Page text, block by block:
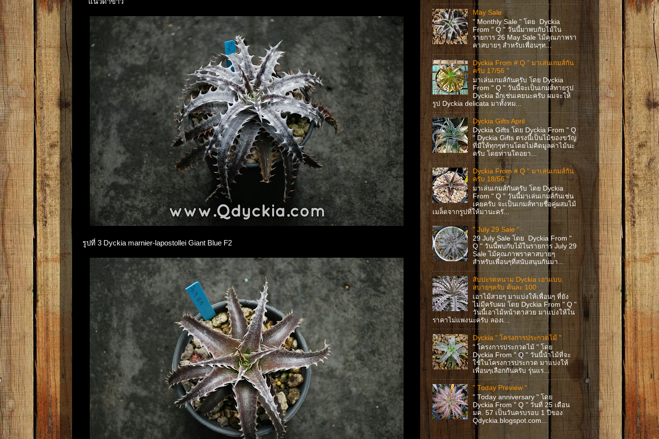
รูปที่ 3 Dyckia marnier-lapostollei Giant Blue F2
May Sale
" Monthly Sale " โดย Dyckia
From " Q " วันนี้มาพบกับไม้ใน
รายการ 26 May Sale ไม้คุณภาพรา
คาสบายๆ สำหรับเพื่อนๆท...
Dyckia From # Q " มาเล่นเกมส์กัน
ครับ 17/56 "
มาเล่นเกมส์กันครับ โดย Dyckia
From " Q " วันนี้จะเป็นเกมส์ทายรูป
Dyckia อีกเช่นเคยนะครับ ผมจะให้
รูป Dyckia delicata มาทั้งหม...
Dyckia Gifts April
Dyckia Gifts โดย Dyckia From " Q
" Dyckia Gifts ตรงนี้เป็นไม้ของขวัญ
ที่มีให้ทุกๆท่านโดยไม่คิดมูลค่าไม้นะ
ครับ โดยท่านใดอยา...
Dyckia From # Q " มาเล่นเกมส์กัน
ครับ 18/56 "
มาเล่นเกมส์กันครับ โดย Dyckia
From " Q " วันนี้มาเล่นเกมส์กันเช่น
เคยครับ จะเป็นเกมส์ทายชื่อคู่ผสมไม้
เมล็ดจากรูปที่ให้มานะครั...
" July 29 Sale "
29 July Sale โดย Dyckia From "
Q " วันนี้พบกับไม้ในรายการ July 29
Sale ไม้คุณภาพราคาสบายๆ
สำหรับเพื่อนๆที่สนับสนุนกันมา...
สับปะรดหนาม Dyckia เอาแบบ
สบายๆครับ ต้นละ 100
เอาไม้สวยๆ มาแบ่งให้เพื่อนๆ ที่ยัง
ไม่มีครับผม โดย Dyckia From " Q "
วันนี้เอาไม้หน้าตาสวย มาแบ่งให้ใน
ราคาไม่แพงนะครับ ลองเ...
Dyckia " โครงการประกวดไม้ "
" โครงการประกวดไม้ " โดย
Dyckia From " Q " วันนี้นำไม้ที่จะ
ใช้ในโครงการประกวด มาแบ่งให้
เพื่อนๆเลือกกันครับ รุ่นแร...
" Today Preview "
" Today anniversary " โดย
Dyckia From " Q " วันที่ 25 เดือน
มค. 57 เป็นวันครบรอบ 1 ปีของ
Qdyckia.blogspot.com...